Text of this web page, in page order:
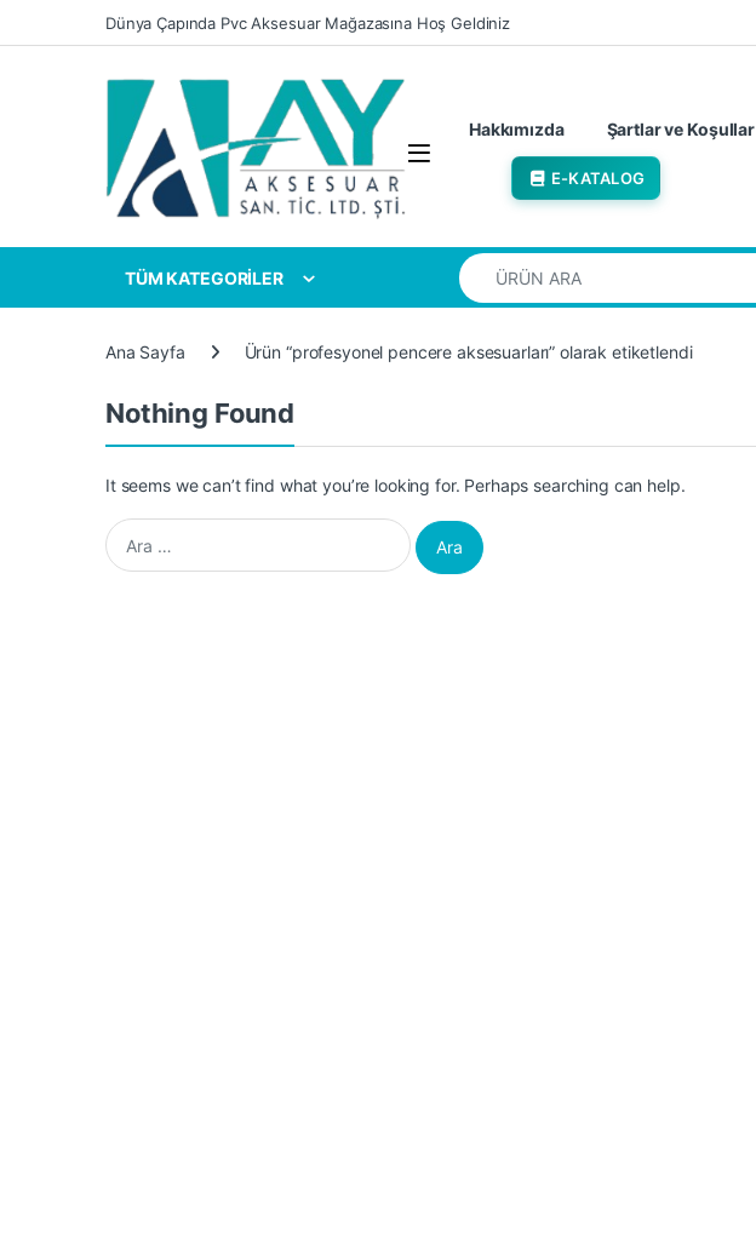
Skip to navigation
Skip to contentDünya Çapında Pvc Aksesuar Mağazasına Hoş Geldiniz
Hakkımızda Şartlar ve Koşullar
E-KATALOG
TÜM KATEGORİLER
Search for:
Ana Sayfa Ürün “profesyonel pencere aksesuarları” olarak etiketlendi
Nothing Found
It seems we can’t find what you’re looking for. Perhaps searching can help.
Arama: